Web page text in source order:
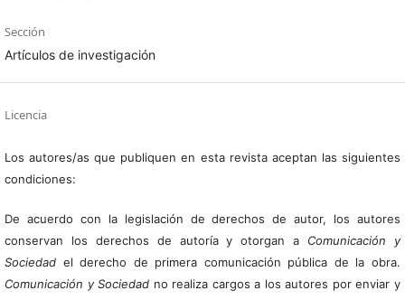
Sección
Artículos de investigación
Licencia
Los autores/as que publiquen en esta revista aceptan las siguientes
condiciones:
De acuerdo con la legislación de derechos de autor, los autores
conservan los derechos de autoría y otorgan a Comunicación y
Sociedadel derecho de primera comunicación pública de la obra.
Comunicación y Sociedad no realiza cargos a los autores por enviar y